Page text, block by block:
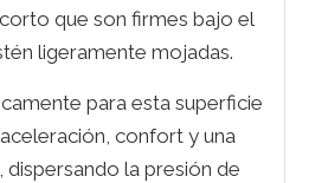
que son firmes bajo el
ligeramente mojadas.
para esta superficie
confort y una
la presión de